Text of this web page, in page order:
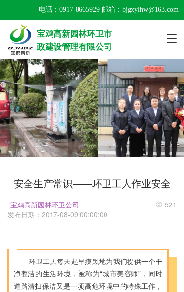
电话： 0917-8665929 邮箱：bjgxylhw@163.com
宝鸡高新园林环卫市
政建设管理有限公司
T
g
l
e
n
a
i
g
a
t
安全生产常识——环卫工人作业安全
宝鸡高新园林环卫公司
发布日期：2017-08-09 00:00:00
521
环卫工人每天起早摸黑地为我们提供一个干
净整洁的生活环境，被称为“城市美容师”，同时
道路清扫保洁又是一项高危环境中的特殊工作，